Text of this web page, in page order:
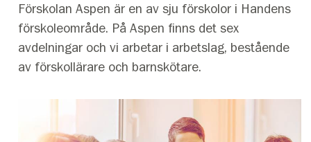
Förskolan Aspen är en av sju förskolor i Handens
förskoleområde. På Aspen finns det sex
avdelningar och vi arbetar i arbetslag, bestående
av förskollärare och barnskötare.